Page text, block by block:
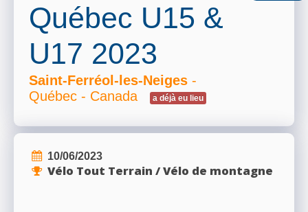
Québec U15 &
U17 2023
Saint-Ferréol-les-Neiges -
Québec - Canada
a déjà eu lieu
10/06/2023
Vélo Tout Terrain / Vélo de montagne